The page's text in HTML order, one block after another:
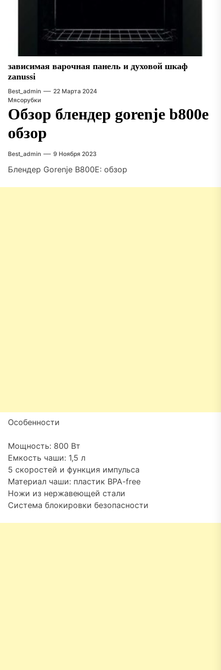
зависимая варочная панель и духовой шкаф
zanussi
Best_admin
22 Марта 2024
Мясорубки
Обзор блендер gorenje b800e
обзор
Best_admin 9 Ноября 2023
Блендер Gorenje B800E: обзор
Особенности
Мощность: 800 Вт
Емкость чаши: 1,5 л
5 скоростей и функция импульса
Материал чаши: пластик BPA-free
Ножи из нержавеющей стали
Система блокировки безопасности